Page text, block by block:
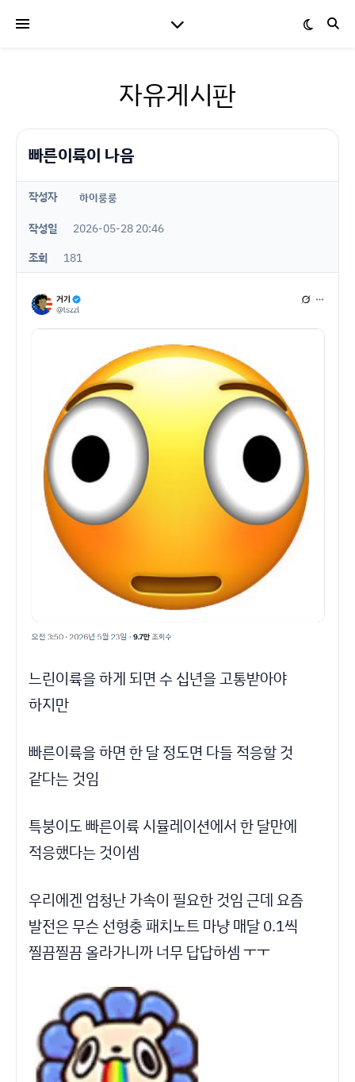
자유게시판
빠른이륙이 나음
작성자 하이룽룽
작성일
2026-05-28 20:46
조회
181
느린이륙을 하게 되면 수 십년을 고통받아야
하지만
빠른이륙을 하면 한 달 정도면 다들 적응할 것
같다는 것임
특붕이도 빠른이륙 시뮬레이션에서 한 달만에
적응했다는 것이셈
우리에겐 엄청난 가속이 필요한 것임 근데 요즘
발전은 무슨 선형충 패치노트 마냥 매달 0.1씩
찔끔찔끔 올라가니까 너무 답답하셈 ㅜㅜ